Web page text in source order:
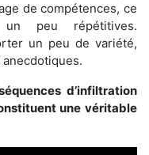
de compétences, ce
peu répétitives.
un peu de variété,
d’infiltration
une véritable